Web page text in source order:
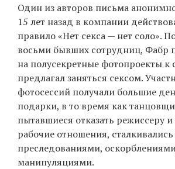
Один из авторов письма
15 лет назад в компании
правило «Нет секса — нет соло».
восьми бывших сотрудниц, Фабр
на полусекретные фотопроекты к
предлагал заняться сексом.
фотосессий получали большие
подарки, в то время как
пытавшиеся отказать режиссеру и
рабочие отношения, сталкивались
преследованиями,
манипуляциями.